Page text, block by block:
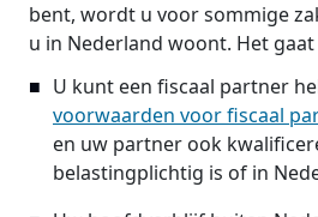
bent, wordt u voor sommige
u in Nederland woont. Het
U kunt een fiscaal partner
voorwaarden voor fiscaal
en uw partner ook
belastingplichtig is of in